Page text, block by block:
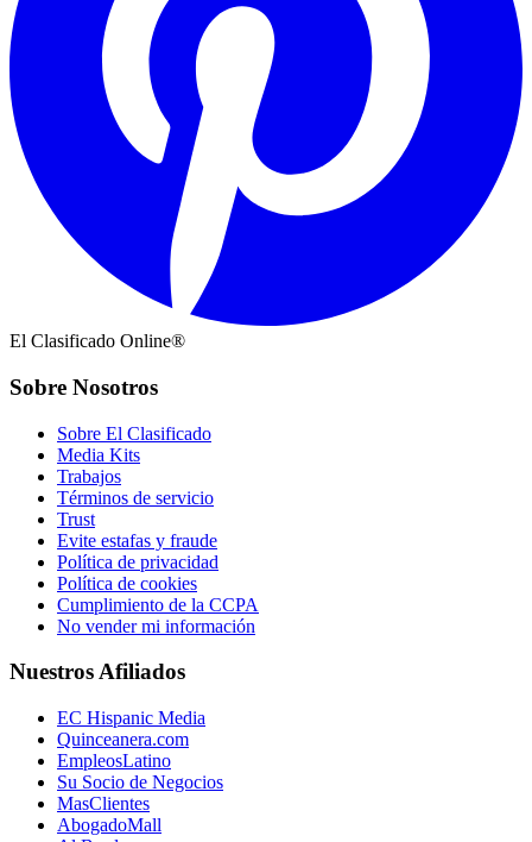
El Clasificado Online®
Sobre Nosotros
Sobre El Clasificado
Media Kits
Trabajos
Términos de servicio
Trust
Evite estafas y fraude
Política de privacidad
Política de cookies
Cumplimiento de la CCPA
No vender mi información
Nuestros Afiliados
EC Hispanic Media
Quinceanera.com
EmpleosLatino
Su Socio de Negocios
MasClientes
AbogadoMall